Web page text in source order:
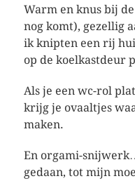
Warm en knus bij
nog komt), gezellig
ik knipten een rij
op de koelkastdeur
Als je een wc-rol
krijg je ovaaltjes
maken.
En orgami-
gedaan, tot mijn